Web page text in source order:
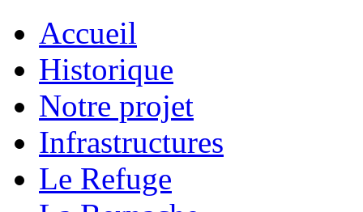
Accueil
Historique
Notre projet
Infrastructures
Le Refuge